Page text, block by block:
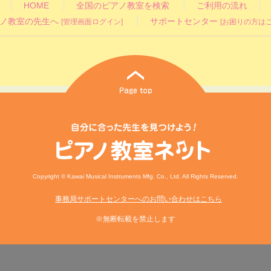
HOME 全国のピアノ教室を検索
ご利用の流れ
教室の先生へ [管理画面ログイン] サポートセンター [お困りの方は
Copyright © Kawai Musical Instruments Mfg. Co., Ltd. All Rights Reserved.
事務局サポートセンターへのお問い合わせはこちら
※無断転載を禁止します